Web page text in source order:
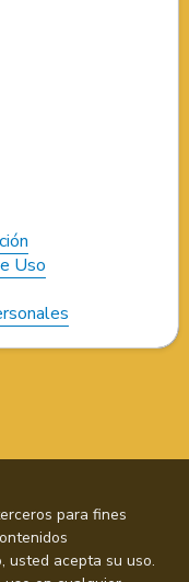
Uso
para fines
usted acepta su uso.